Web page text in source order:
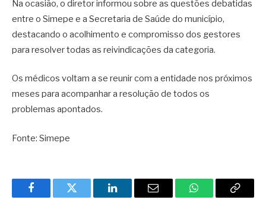
Na ocasião, o diretor informou sobre as questões debatidas
entre o Simepe e a Secretaria de Saúde do município,
destacando o acolhimento e compromisso dos gestores
para resolver todas as reivindicações da categoria.
Os médicos voltam a se reunir com a entidade nos próximos
meses para acompanhar a resolução de todos os
problemas apontados.
Fonte: Simepe
FacebookTwitter LinkedInEmail WhatsAppCopy